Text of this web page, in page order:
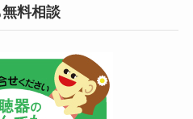
料相談